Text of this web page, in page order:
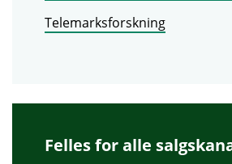
Telemarksforskning
Felles for alle